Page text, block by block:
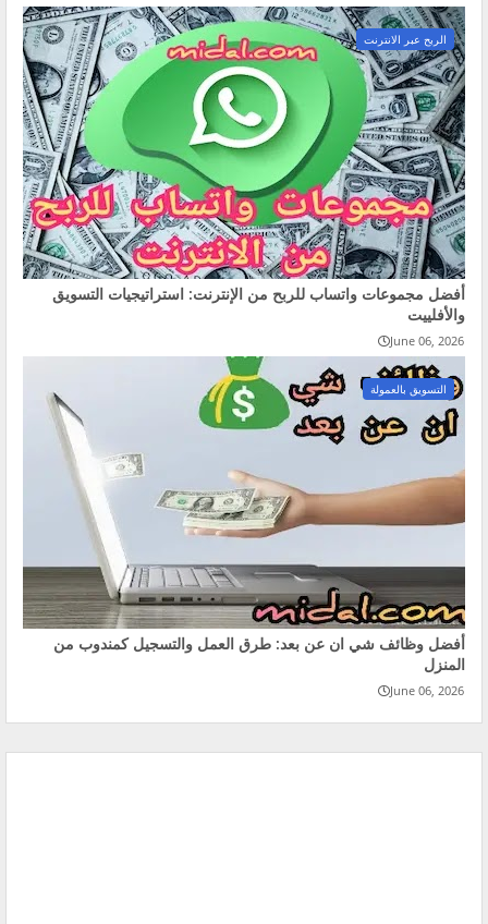
الربح عبر الانترنت
أفضل مجموعات واتساب للربح من الإنترنت: استراتيجيات التسويق
والأفلييت
June 06, 2026
التسويق بالعمولة
أفضل وظائف شي ان عن بعد: طرق العمل والتسجيل كمندوب من
المنزل
June 06, 2026